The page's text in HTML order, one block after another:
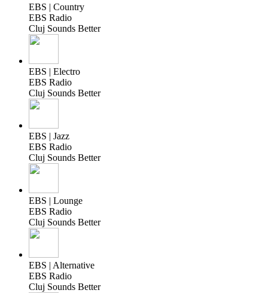
EBS | Country
EBS Radio
Cluj Sounds Better
EBS | Electro
EBS Radio
Cluj Sounds Better
EBS | Jazz
EBS Radio
Cluj Sounds Better
EBS | Lounge
EBS Radio
Cluj Sounds Better
EBS | Alternative
EBS Radio
Cluj Sounds Better